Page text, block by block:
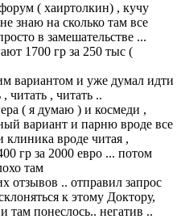
( хаиртолкин) , кучу
знаю на сколько там все
в замешательстве ...
1700 гр за 250 тыс (
вариантом и уже думал идти
читать , читать ..
( я думаю ) и космеди ,
вариант и парню вроде все
клиника вроде читая ,
гр за 2000 евро ... потом
там
отзывов .. отправил запрос
к этому Доктору,
там понеслось.. негатив ..